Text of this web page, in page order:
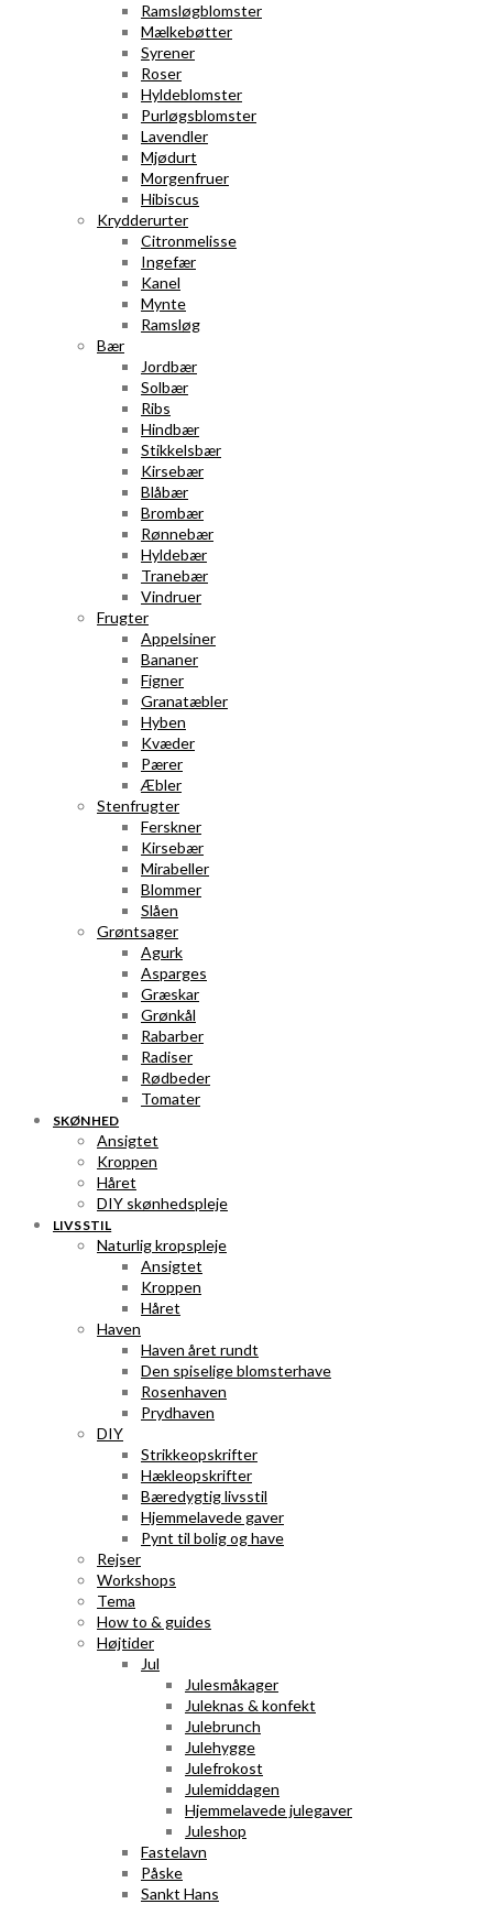
Ramsløgblomster
Mælkebøtter
Syrener
Roser
Hyldeblomster
Purløgsblomster
Lavendler
Mjødurt
Morgenfruer
Hibiscus
Krydderurter
Citronmelisse
Ingefær
Kanel
Mynte
Ramsløg
Bær
Jordbær
Solbær
Ribs
Hindbær
Stikkelsbær
Kirsebær
Blåbær
Brombær
Rønnebær
Hyldebær
Tranebær
Vindruer
Frugter
Appelsiner
Bananer
Figner
Granatæbler
Hyben
Kvæder
Pærer
Æbler
Stenfrugter
Ferskner
Kirsebær
Mirabeller
Blommer
Slåen
Grøntsager
Agurk
Asparges
Græskar
Grønkål
Rabarber
Radiser
Rødbeder
Tomater
SKØNHED
Ansigtet
Kroppen
Håret
DIY skønhedspleje
LIVSSTIL
Naturlig kropspleje
Ansigtet
Kroppen
Håret
Haven
Haven året rundt
Den spiselige blomsterhave
Rosenhaven
Prydhaven
DIY
Strikkeopskrifter
Hækleopskrifter
Bæredygtig livsstil
Hjemmelavede gaver
Pynt til bolig og have
Rejser
Workshops
Tema
How to & guides
Højtider
Jul
Julesmåkager
Juleknas & konfekt
Julebrunch
Julehygge
Julefrokost
Julemiddagen
Hjemmelavede julegaver
Juleshop
Fastelavn
Påske
Sankt Hans